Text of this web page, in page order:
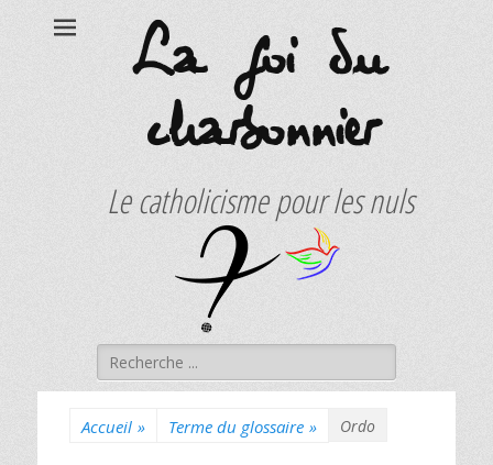
La foi du
charbonnier
Le catholicisme pour les nuls
Rechercher :
Accueil » Terme du glossaire » Ordo